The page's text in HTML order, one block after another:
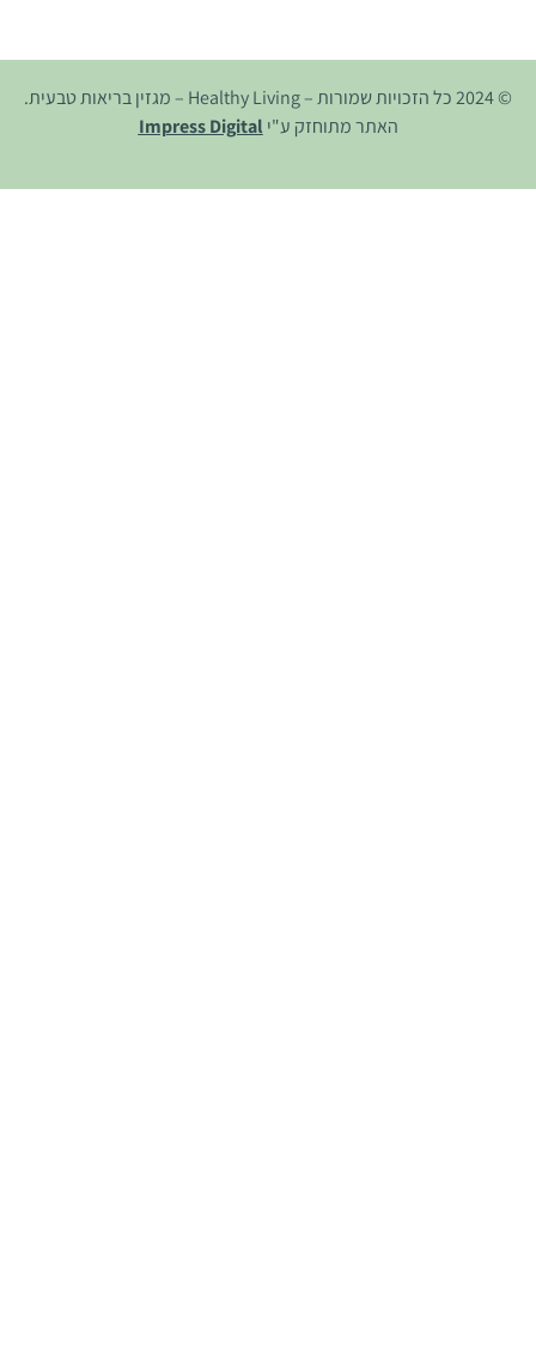
© 2024 כל הזכויות שמורות – Healthy Living – מגזין בריאות טבעית.
האתר מתוחזק ע"י Impress Digital